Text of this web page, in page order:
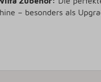
– besonders als